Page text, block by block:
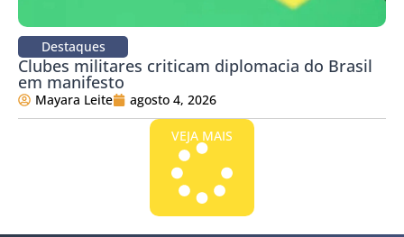
Destaques
Clubes militares criticam diplomacia do Brasil
em manifesto
Mayara Leite agosto 4, 2026
VEJA MAIS